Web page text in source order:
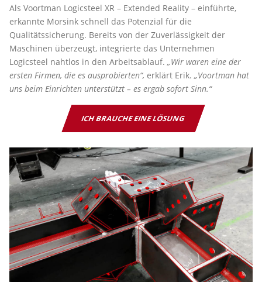
Als Voortman Logicsteel XR – Extended Reality – einführte,
erkannte Morsink schnell das Potenzial für die
Qualitätssicherung. Bereits von der Zuverlässigkeit der
Maschinen überzeugt, integrierte das Unternehmen
Logicsteel nahtlos in den Arbeitsablauf. „Wir waren eine der
ersten Firmen, die es ausprobierten“, erklärt Erik. „Voortman hat
uns beim Einrichten unterstützt – es ergab sofort Sinn.“
ICH BRAUCHE EINE LÖSUNG